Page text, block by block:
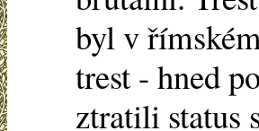
byl v
trest - hned
ztratili status